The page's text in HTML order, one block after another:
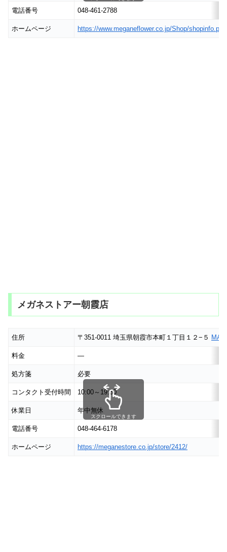
電話番号 048-461-2788
ホームページ https://www.meganeflower.co.jp/Shop/
メガネストアー朝霞店
住所 〒351-0011 埼玉県朝霞市本町１丁目１２−５ MAP
料金 ―
処方箋 必要
コンタクト受付時間 10:00～19:30
休業日 年中無休
電話番号 048-464-6178
ホームページ https://meganestore.co.jp/store/2412/
スクロールできます